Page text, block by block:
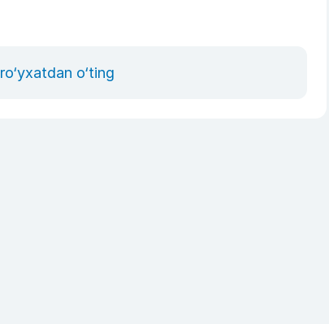
ro‘yxatdan o‘ting